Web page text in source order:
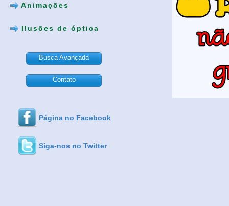
Animações
Ilusões de óptica
Busca Avançada
Contato
Página no Facebook
Siga-nos no Twitter